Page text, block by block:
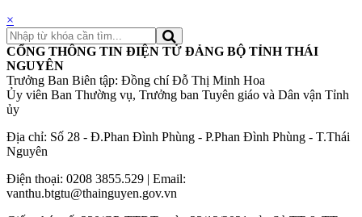
×
CỔNG THÔNG TIN ĐIỆN TỬ ĐẢNG BỘ TỈNH THÁI
NGUYÊN
Trưởng Ban Biên tập: Đồng chí Đỗ Thị Minh Hoa
Ủy viên Ban Thường vụ, Trưởng ban Tuyên giáo và Dân vận Tỉnh
ủy
Địa chỉ: Số 28 - Đ.Phan Đình Phùng - P.Phan Đình Phùng - T.Thái
Nguyên
Điện thoại: 0208 3855.529 | Email:
vanthu.btgtu@thainguyen.gov.vn